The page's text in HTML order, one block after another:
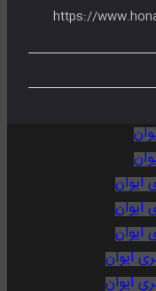
https://